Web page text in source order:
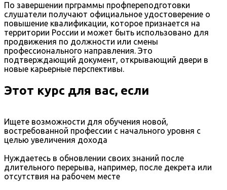
По завершении прграммы профпереподготовки
слушатели получают официальное удостоверение о
повышение квалификации, которое признается на
территории России и может быть использовано для
продвижения по должности или смены
профессионального направления. Это
подтверждающий документ, открывающий двери в
новые карьерные перспективы.
Этот курс для вас, если
Ищете возможности для обучения новой,
востребованной профессии с начального уровня с
целью увеличения дохода
Нуждаетесь в обновлении своих знаний после
длительного перерыва, например, после декрета или
отсутствия на рабочем месте